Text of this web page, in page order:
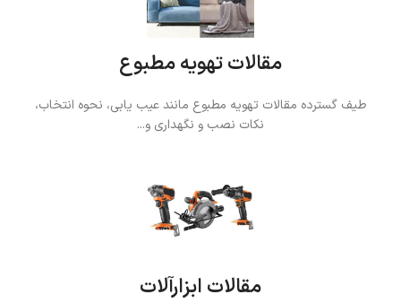
مقالات تهویه مطبوع
طیف گسترده مقالات تهویه مطبوع مانند عیب یابی، نحوه انتخاب،
نکات نصب و نگهداری و...
مقالات ابزارآلات